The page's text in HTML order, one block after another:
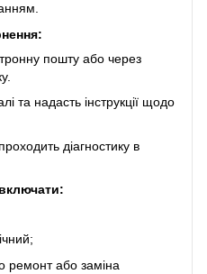
пошту або через
та надасть інструкції щодо
діагностику в
ремонт або заміна